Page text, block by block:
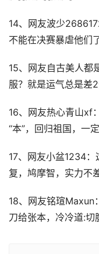
14、网友波少
不能在决赛暴虐他们
15、网友自古美人都
服？就是运气总是差
16、网友热心青山xf
“本”，回归祖国，一
17、网友小盆1234
复，鸠摩智，实力不
18、网友铭瑄Maxun
刀给张本，冷冷道: